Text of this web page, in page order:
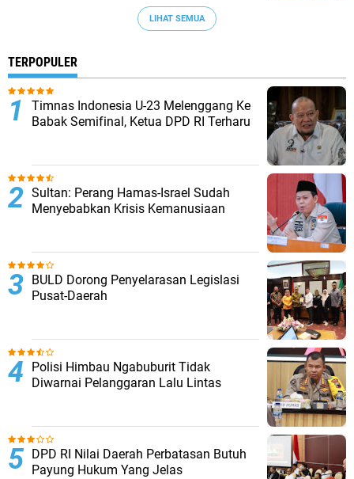
LIHAT SEMUA
TERPOPULER
Timnas Indonesia U-23 Melenggang Ke
Babak Semifinal, Ketua DPD RI Terharu
Sultan: Perang Hamas-Israel Sudah
Menyebabkan Krisis Kemanusiaan
BULD Dorong Penyelarasan Legislasi
Pusat-Daerah
Polisi Himbau Ngabuburit Tidak
Diwarnai Pelanggaran Lalu Lintas
DPD RI Nilai Daerah Perbatasan Butuh
Payung Hukum Yang Jelas